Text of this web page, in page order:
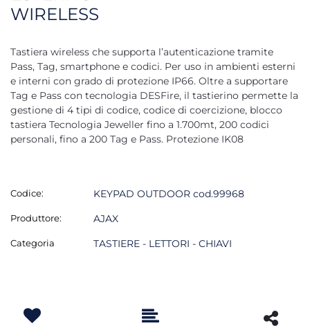
WIRELESS
Tastiera wireless che supporta l’autenticazione tramite
Pass, Tag, smartphone e codici. Per uso in ambienti esterni
e interni con grado di protezione IP66. Oltre a supportare
Tag e Pass con tecnologia DESFire, il tastierino permette la
gestione di 4 tipi di codice, codice di coercizione, blocco
tastiera Tecnologia Jeweller fino a 1.700mt, 200 codici
personali, fino a 200 Tag e Pass. Protezione IK08
Codice: KEYPAD OUTDOOR cod.99968
Produttore: AJAX
Categoria TASTIERE - LETTORI - CHIAVI